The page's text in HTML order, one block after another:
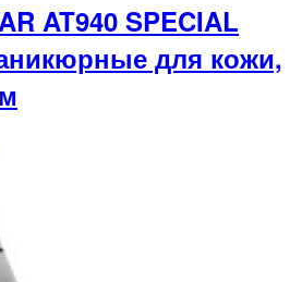
AT940 SPECIAL
для кожи,